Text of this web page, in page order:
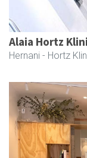
Alaia Hortz
Hernani - Hortz